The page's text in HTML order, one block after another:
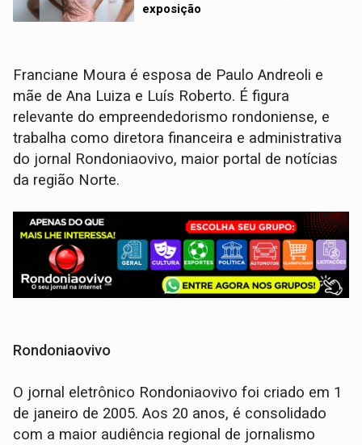
exposição
Franciane Moura é esposa de Paulo Andreoli e
mãe de Ana Luiza e Luís Roberto. É figura
relevante do empreendedorismo rondoniense, e
trabalha como diretora financeira e administrativa
do jornal Rondoniaovivo, maior portal de notícias
da região Norte.
Rondoniaovivo
O jornal eletrônico Rondoniaovivo foi criado em 1
de janeiro de 2005. Aos 20 anos, é consolidado
com a maior audiência regional de jornalismo